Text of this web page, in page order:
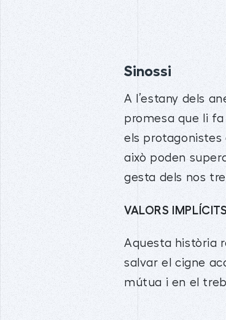
Sinossi
A l’estany dels
promesa que li
els
això poden
gesta dels nos
VALORS IMPLÍCITS
Aquesta història
salvar el cigne
mútua i en el